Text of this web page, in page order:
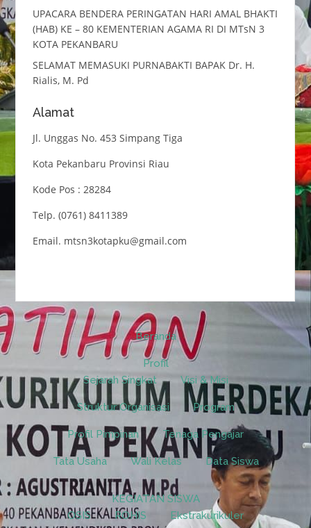
UPACARA BENDERA PERINGATAN HARI AMAL BHAKTI
(HAB) KE – 80 KEMENTERIAN AGAMA RI DI MTsN 3
KOTA PEKANBARU
SELAMAT MEMASUKI PURNABAKTI BAPAK Dr. H.
Rialis, M. Pd
Alamat
Jl. Unggas No. 453 Simpang Tiga
Kota Pekanbaru Provinsi Riau
Kode Pos : 28284
Telp. (0761) 8411389
Email. mtsn3kotapku@gmail.com
Beranda
Profil
Sejarah Singkat
Visi & Misi
Struktur Organisasi Program
Profil Pimpinan Tenaga Pengajar
Tata Usaha Wali Kelas Data Siswa
KEGIATAN SISWA
OSIS
ROHIS Ekstrakurikuler